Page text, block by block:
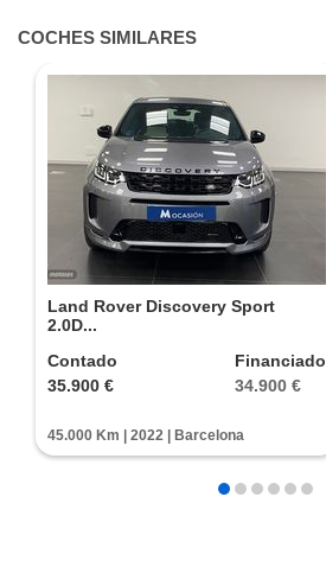
COCHES SIMILARES
Land Rover Discovery Sport
2.0D...
Contado
35.900 €
Financiado
34.900 €
45.000 Km | 2022 | Barcelona